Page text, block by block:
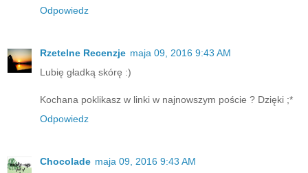
Odpowiedz
Rzetelne Recenzje maja 09, 2016 9:43 AM
Lubię gładką skórę :)
Kochana poklikasz w linki w najnowszym poście ? Dzięki ;*
Odpowiedz
Chocolade maja 09, 2016 9:43 AM